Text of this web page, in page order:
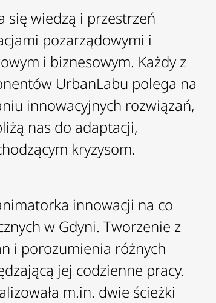
się wiedzą i przestrzeń
pozarządowymi i
i biznesowym. Każdy z
UrbanLabu polega na
innowacyjnych rozwiązań,
nas do adaptacji,
kryzysom.
innowacji na co
w Gdyni. Tworzenie z
i porozumienia różnych
jej codzienne pracy.
m.in. dwie ścieżki